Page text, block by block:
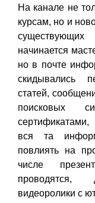
На канале не
курсам, но и
начинается
но в почте
скидывались
статей,
поисковых
вся та
повлиять на
числе
видеоролики с